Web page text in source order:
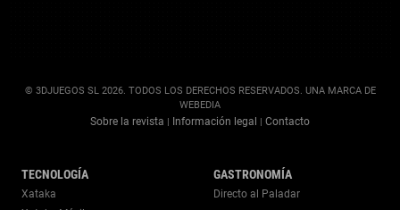
© 3DJUEGOS SL 2026. TODOS LOS DERECHOS RESERVADOS. UNA MARCA DE
WEBEDIA
Sobre la revista | Información legal | Contacto
TECNOLOGÍA
Xataka
GASTRONOMÍA
Directo al Paladar